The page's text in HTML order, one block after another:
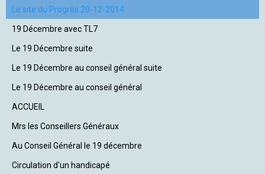
Le site du Progrès 20-12-2014
19 Décembre avec TL7
Le 19 Décembre suite
Le 19 Décembre au conseil général suite
Le 19 Décembre au conseil général
ACCUEIL
Mrs les Conseillers Généraux
Au Conseil Général le 19 décembre
Circulation d'un handicapé